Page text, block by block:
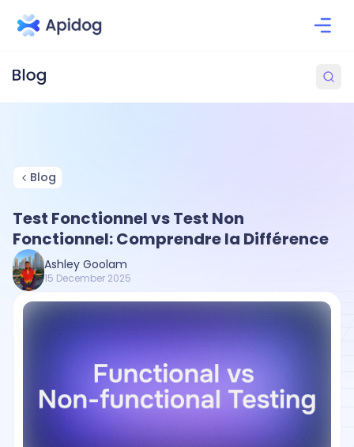
Blog
Test Fonctionnel vs Test Non
Fonctionnel: Comprendre la Différence
Ashley Goolam
15 December 2025